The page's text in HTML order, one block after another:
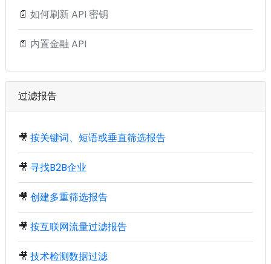
📄 如何刷新 API 密钥
📄 内置金融 API
过滤报告
🎥 按关键词、短语或垂直筛选报告
🎥 寻找B2B企业
🎥 创建多重筛选报告
🎥 按互联网流量过滤报告
🎥 技术检测数据过滤